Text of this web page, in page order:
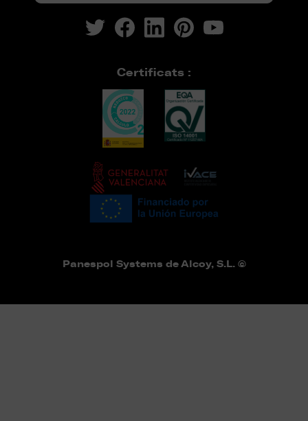
Certificats :
Panespol Systems de Alcoy, S.L. ©